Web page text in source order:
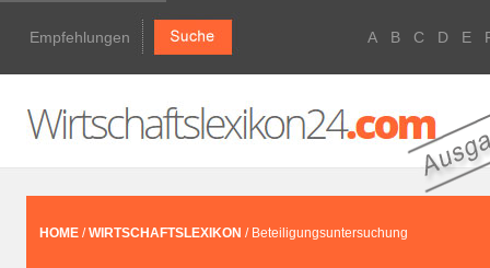
Empfehlungen A B C D E
HOME /WIRTSCHAFTSLEXIKON / Beteiligungsuntersuchung